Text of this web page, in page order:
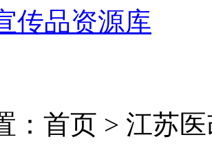
传品资源库
：首页 > 江苏